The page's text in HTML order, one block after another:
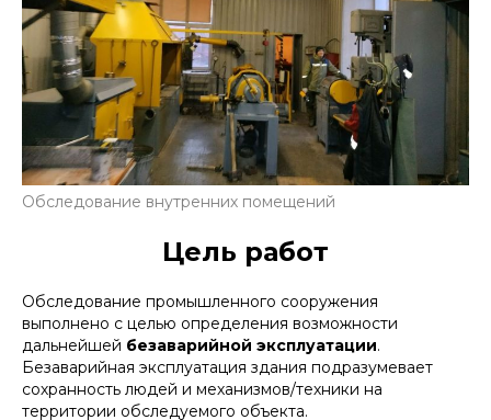
Обследование внутренних помещений
Цель работ
Обследование промышленного сооружения
выполнено с целью определения возможности
дальнейшей безаварийной эксплуатации.
Безаварийная эксплуатация здания подразумевает
сохранность людей и механизмов/техники на
территории обследуемого объекта.